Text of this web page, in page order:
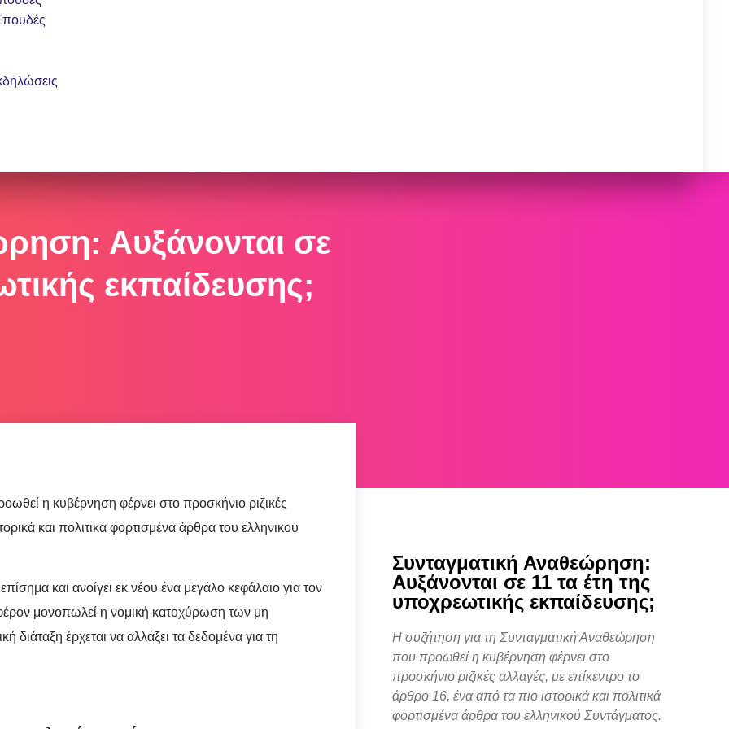
Αυξάνονται σε
εκπαίδευσης;
η κυβέρνηση φέρνει στο προσκήνιο ριζικές
και πολιτικά φορτισμένα άρθρα του ελληνικού
και ανοίγει εκ νέου ένα μεγάλο κεφάλαιο για τον
μονοπωλεί η νομική κατοχύρωση των μη
διάταξη έρχεται να αλλάξει τα δεδομένα για τη
Συνταγματική Αναθεώρηση:
Αυξάνονται σε 11 τα έτη της
υποχρεωτικής εκπαίδευσης;
Η συζήτηση για τη Συνταγματική Αναθεώρηση
που προωθεί η κυβέρνηση φέρνει στο
προσκήνιο ριζικές αλλαγές, με επίκεντρο το
άρθρο 16, ένα από τα πιο ιστορικά και πολιτικά
φορτισμένα άρθρα του ελληνικού Συντάγματος.